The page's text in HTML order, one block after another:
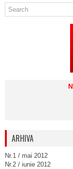
ARHIVA
Nr.1 / mai 2012
Nr.2 / iunie 2012